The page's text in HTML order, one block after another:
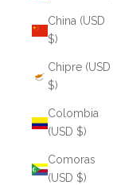
China (USD
$)
Chipre (USD
$)
Colombia
(USD $)
Comoras
(USD $)